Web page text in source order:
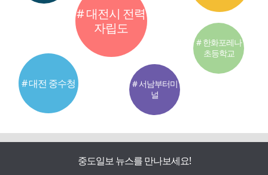
# 대전시 전력
자립도
# 대전 중수청
# 서남부터미
널
# 한화포레나
초등학교
중도일보 뉴스를 만나보세요!